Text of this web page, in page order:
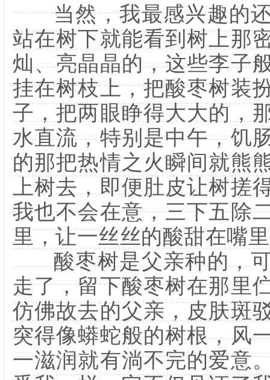
当然，我最感兴趣的还
站在树下就能看到树上那
灿、亮晶晶的，这些李子
挂在树枝上，把酸枣树装
子，把两眼睁得大大的，
水直流，特别是中午，饥
的那把热情之火瞬间就熊
上树去，即便肚皮让树搓
我也不会在意，三下五除
里，让一丝丝的酸甜在嘴
酸枣树是父亲种的，可
走了，留下酸枣树在那里
仿佛故去的父亲，皮肤斑
突得像蟒蛇般的树根，风
一滋润就有淌不完的爱意